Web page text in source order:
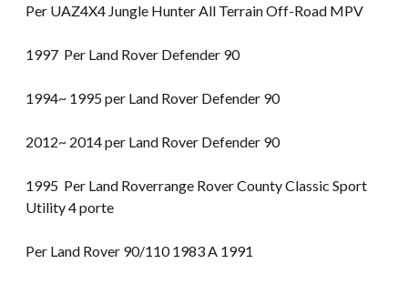
Per UAZ4X4 Jungle Hunter All Terrain Off-Road MPV
1997 Per Land Rover Defender 90
1994~ 1995 per Land Rover Defender 90
2012~ 2014 per Land Rover Defender 90
1995 Per Land Roverrange Rover County Classic Sport
Utility 4 porte
Per Land Rover 90/110 1983 A 1991